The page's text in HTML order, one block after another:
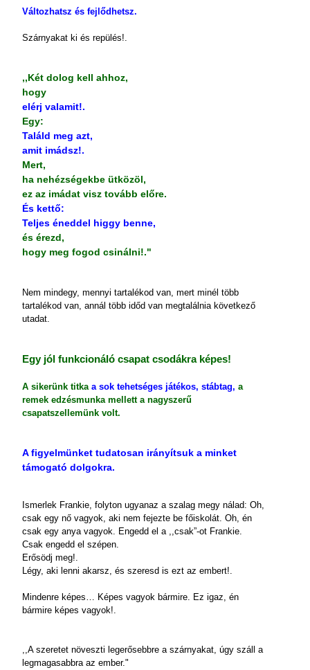
Változhatsz és fejlődhetsz.
Szárnyakat ki és repülés!.
,,Két dolog kell ahhoz,
hogy
elérj valamit!.
Egy:
Találd meg azt,
amit imádsz!.
Mert,
ha nehézségekbe ütközöl,
ez az imádat visz tovább előre.
És kettő:
Teljes éneddel higgy benne,
és érezd,
hogy meg fogod csinálni!."
Nem mindegy, mennyi tartalékod van, mert minél több
tartalékod van, annál több időd van megtalálnia következő
utadat.
Egy jól funkcionáló csapat csodákra képes!
A sikerünk titkaa sok tehetséges játékos, stábtag, a
remek edzésmunka mellett a nagyszerű
csapatszellemünk volt.
A figyelmünket tudatosan irányítsuk a minket
támogató dolgokra.
Ismerlek Frankie, folyton ugyanaz a szalag megy nálad: Oh,
csak egy nő vagyok, aki nem fejezte be főiskolát. Oh, én
csak egy anya vagyok. Engedd el a ,,csak”-ot Frankie.
Csak engedd el szépen.
Erősödj meg!.
Légy, aki lenni akarsz, és szeresd is ezt az embert!.
Mindenre képes… Képes vagyok bármire. Ez igaz, én
bármire képes vagyok!.
,,A szeretet növeszti legerősebbre a szárnyakat, úgy száll a
legmagasabbra az ember."